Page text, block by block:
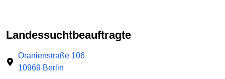
Landessucht­beauftragte
Oranienstraße 106
10969 Berlin